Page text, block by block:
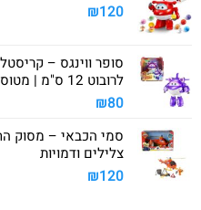
₪120
לרובוט 12 ס"מ | מטוסי על
₪80
צלילים ודמויות
₪120